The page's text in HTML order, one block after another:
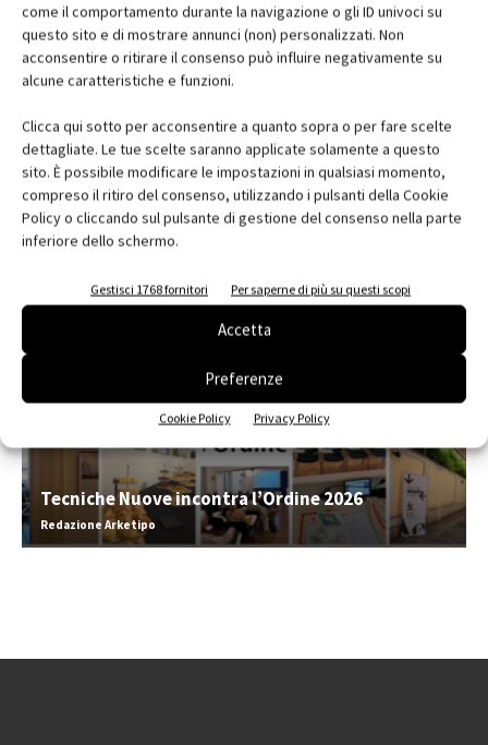
come il comportamento durante la navigazione o gli ID univoci su
questo sito e di mostrare annunci (non) personalizzati. Non
acconsentire o ritirare il consenso può influire negativamente su
alcune caratteristiche e funzioni.
Clicca qui sotto per acconsentire a quanto sopra o per fare scelte
dettagliate. Le tue scelte saranno applicate solamente a questo
sito. È possibile modificare le impostazioni in qualsiasi momento,
compreso il ritiro del consenso, utilizzando i pulsanti della Cookie
Policy o cliccando sul pulsante di gestione del consenso nella parte
inferiore dello schermo.
Gestisci 1768 fornitori Per saperne di più su questi scopi
Accetta
Preferenze
Cookie Policy Privacy Policy
Edicola web
Iscriviti alla newsletter
EVENTI
Tecniche Nuove incontra l’Ordine 2026
Redazione Arketipo